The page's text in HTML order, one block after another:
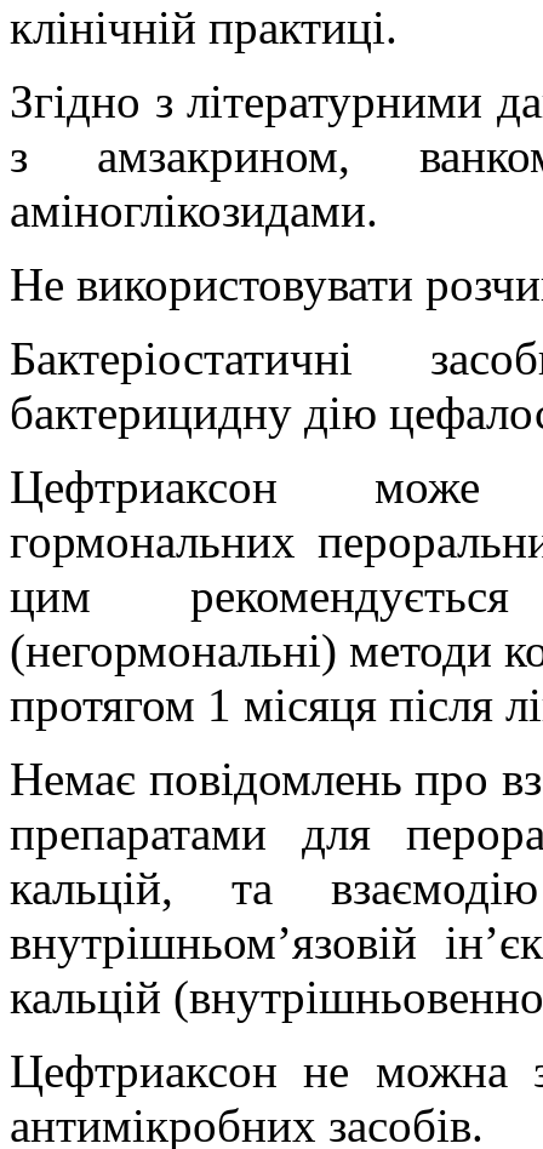
клінічній практиці.
Згідно з літературними
з амзакрином,
аміноглікозидами.
Не використовувати
Бактеріостатичні
бактерицидну дію
Цефтриаксон може
гормональних
цим рекомендується
(негормональні) методи
протягом 1 місяця після
Немає повідомлень про
препаратами для
кальцій, та
внутрішньом’язовій
кальцій
Цефтриаксон не можна
антимікробних засобів.